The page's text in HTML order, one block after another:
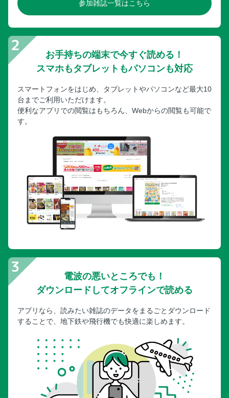
参加雑誌一覧はこちら
お手持ちの端末で今すぐ読める！
スマホもタブレットもパソコンも対応
スマートフォンをはじめ、タブレットやパソコンなど最大10
台までご利用いただけます。
便利なアプリでの閲覧はもちろん、Webからの閲覧も可能で
す。
電波の悪いところでも！
ダウンロードしてオフラインで読める
アプリなら、読みたい雑誌のデータをまるごとダウンロード
することで、地下鉄や飛行機でも快適に楽しめます。